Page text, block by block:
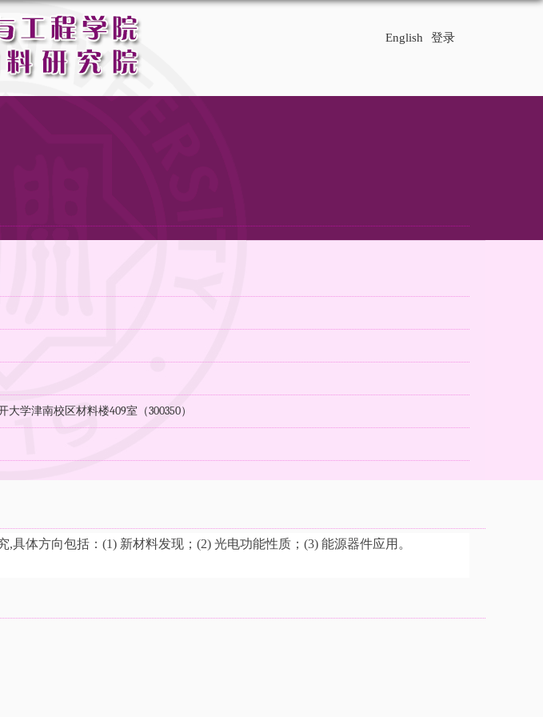
English 登录
学津南校区材料楼409室（300350）
,具体方向包括：(1) 新材料发现；(2) 光电功能性质；(3) 能源器件应用。